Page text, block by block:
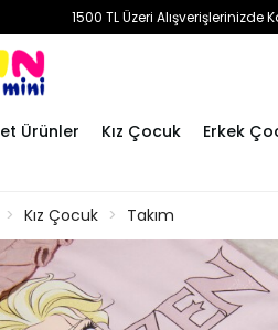
1500 TL Üzeri
Ürünler Kız Çocuk Erkek
Kız Çocuk Takım